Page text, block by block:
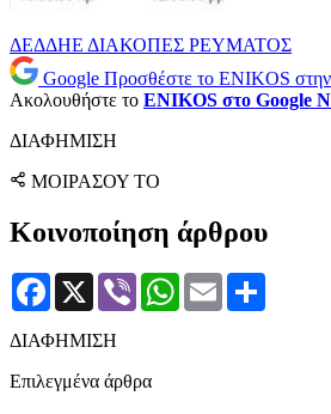
ΔΕΔΔΗΕ ΔΙΑΚΟΠΕΣ ΡΕΥΜΑΤΟΣ
Google Προσθέστε το ENIKOS
Ακολουθήστε το ENIKOS στο Google
ΔΙΑΦΗΜΙΣΗ
ΜΟΙΡΑΣΟΥ ΤΟ
Κοινοποίηση άρθρου
Facebook
X Viber WhatsApp
Email
ΔΙΑΦΗΜΙΣΗ
Επιλεγμένα άρθρα